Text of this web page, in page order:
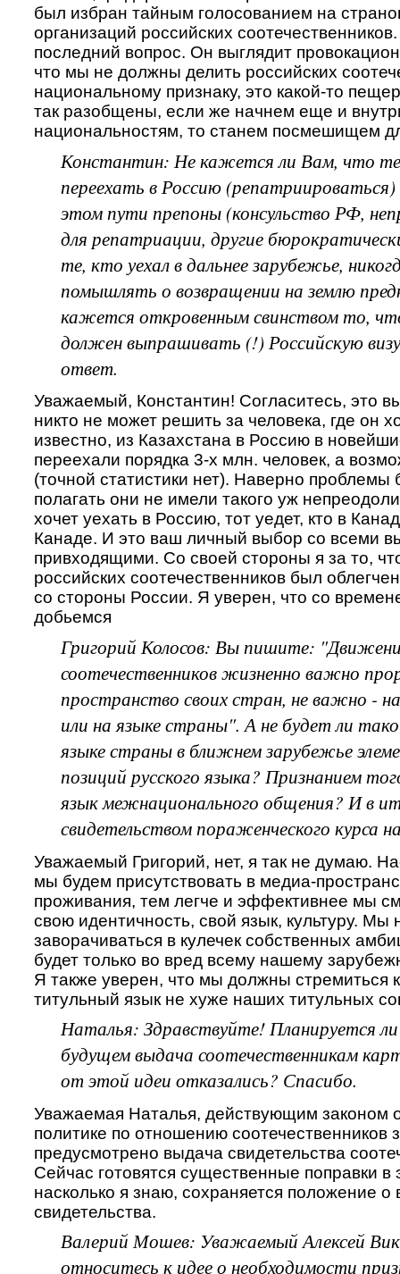
был избран тайным голосованием на
организаций российских
последний вопрос. Он выглядит
что мы не должны делить российских
национальному признаку, это какой-то
так разобщены, если же начнем еще и
национальностям, то станем посмешищем
Константин: Не кажется ли Вам, что
переехать в Россию
этом пути препоны (консульство РФ,
для репатриации, другие
те, кто уехал в дальнее зарубежье,
помышлять о возвращении на землю
кажется откровенным свинством то,
должен выпрашивать (!) Российскую
ответ.
Уважаемый, Константин! Согласитесь, это
никто не может решить за человека, где он
известно, из Казахстана в Россию в
переехали порядка 3-х млн. человек, а
(точной статистики нет). Наверно
полагать они не имели такого уж
хочет уехать в Россию, тот уедет, кто в
Канаде. И это ваш личный выбор со всеми
привходящими. Со своей стороны я за то,
российских соотечественников был
со стороны России. Я уверен, что со
добьемся
Григорий Колосов: Вы пишите:
соотечественников жизненно важно
пространство своих стран, не важно -
или на языке страны". А не будет ли
языке страны в ближнем зарубежье
позиций русского языка? Признанием
язык межнационального общения? И в
свидетельством пораженческого курса
Уважаемый Григорий, нет, я так не думаю.
мы будем присутствовать в медиа-
проживания, тем легче и эффективнее мы
свою идентичность, свой язык, культуру.
заворачиваться в кулечек собственных
будет только во вред всему нашему
Я также уверен, что мы должны стремиться
титульный язык не хуже наших титульных
Наталья: Здравствуйте! Планируется
будущем выдача соотечественникам
от этой идеи отказались? Спасибо.
Уважаемая Наталья, действующим законом
политике по отношению соотечественников
предусмотрено выдача свидетельства
Сейчас готовятся существенные поправки в
насколько я знаю, сохраняется положение о
свидетельства.
Валерий Мошев: Уважаемый Алексей
относитесь к идее о необходимости